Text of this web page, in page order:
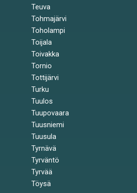
Teuva
Tohmajärvi
Toholampi
Toijala
Toivakka
Tornio
Tottijärvi
Turku
Tuulos
Tuupovaara
Tuusniemi
Tuusula
Tyrnävä
Tyrväntö
Tyrvää
Töysä